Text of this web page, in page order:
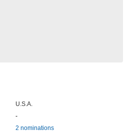
U.S.A.
-
2 nominations